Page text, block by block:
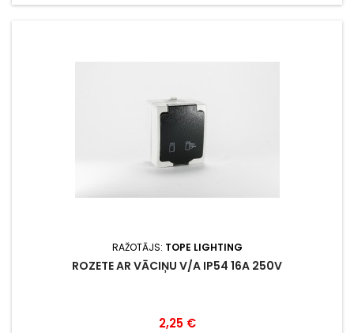
RAŽOTĀJS: TOPE LIGHTING
ROZETE AR VĀCIŅU V/A IP54 16A 250V
Cena
2,25 €